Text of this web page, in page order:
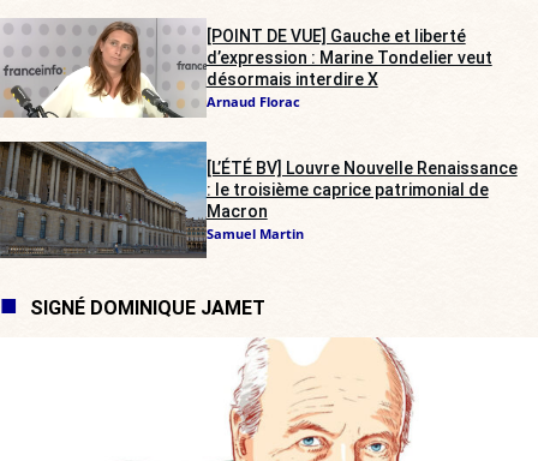
[POINT DE VUE] Gauche et liberté
d’expression : Marine Tondelier veut
désormais interdire X
Arnaud Florac
[L’ÉTÉ BV] Louvre Nouvelle Renaissance
: le troisième caprice patrimonial de
Macron
Samuel Martin
SIGNÉ DOMINIQUE JAMET